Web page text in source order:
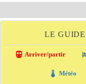
LE
directions_transit Arriver/partir
thermostat Météo